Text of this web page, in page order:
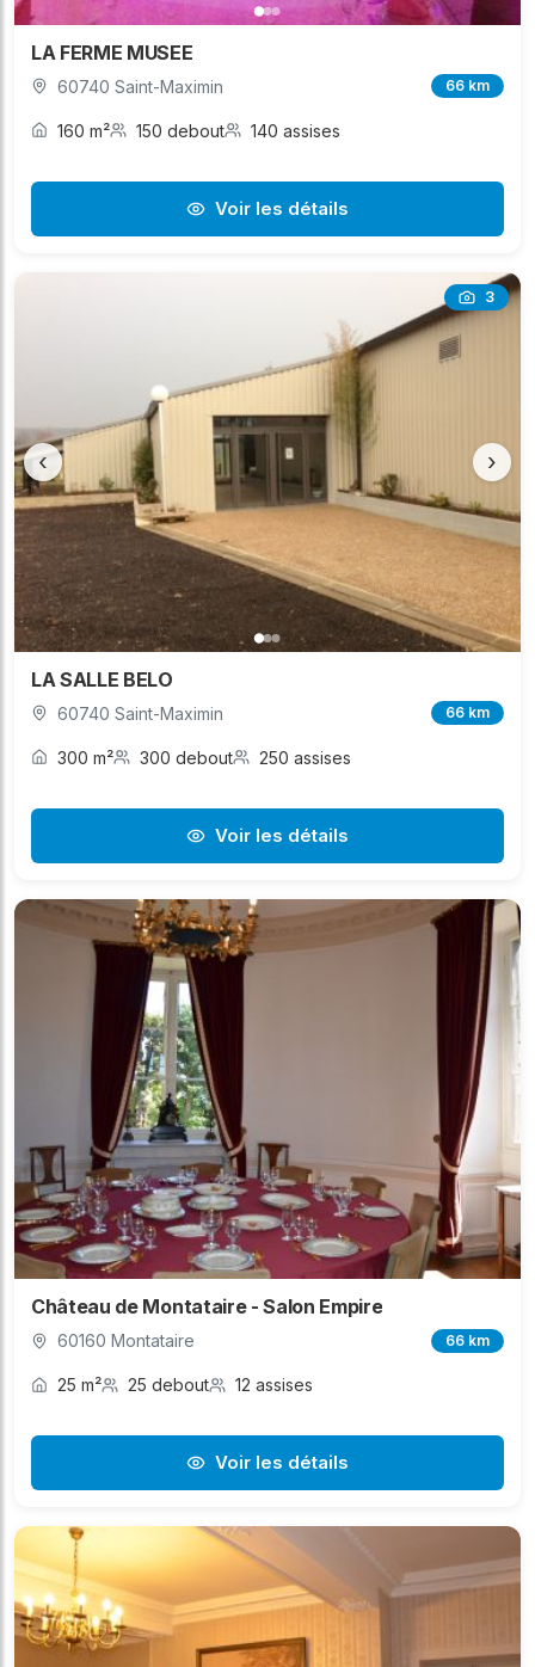
LA FERME MUSEE
60740 Saint-Maximin 66 km
160 m² 150 debout 140 assises
Voir les détails
3
‹ ›
LA SALLE BELO
60740 Saint-Maximin 66 km
300 m² 300 debout 250 assises
Voir les détails
Château de Montataire - Salon Empire
60160 Montataire 66 km
25 m² 25 debout 12 assises
Voir les détails